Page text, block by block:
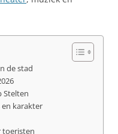
de stad
Stelten
en karakter
toeristen